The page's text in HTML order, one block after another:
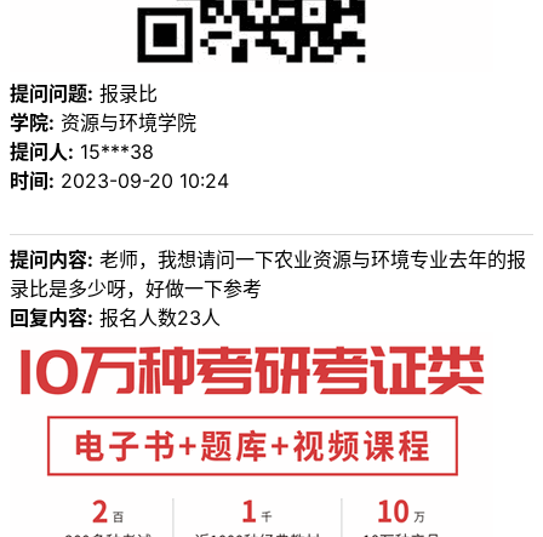
提问问题: 报录比
学院: 资源与环境学院
提问人: 15***38
时间: 2023-09-20 10:24
提问内容: 老师，我想请问一下农业资源与环境专业去年的报
录比是多少呀，好做一下参考
回复内容: 报名人数23人